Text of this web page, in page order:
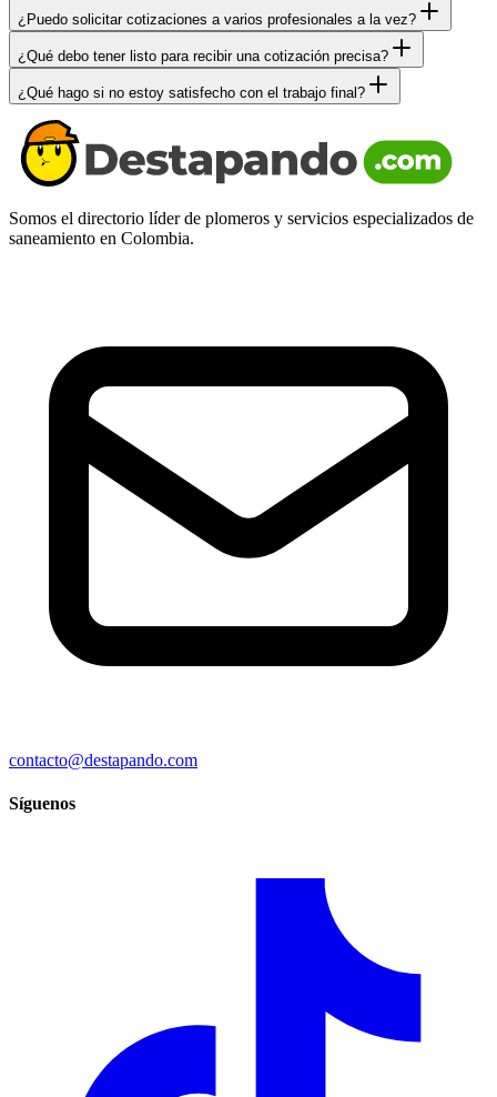
¿Puedo solicitar cotizaciones a varios profesionales a la vez?
¿Qué debo tener listo para recibir una cotización precisa?
¿Qué hago si no estoy satisfecho con el trabajo final?
Somos el directorio líder de plomeros y servicios especializados de
saneamiento en Colombia.
contacto@destapando.com
Síguenos